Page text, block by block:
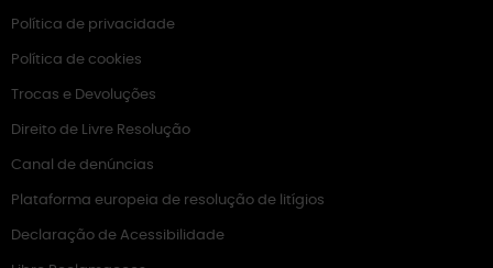
Política de privacidade
Política de cookies
Trocas e Devoluções
Direito de Livre Resolução
Canal de denúncias
Plataforma europeia de resolução de litígios
Declaração de Acessibilidade